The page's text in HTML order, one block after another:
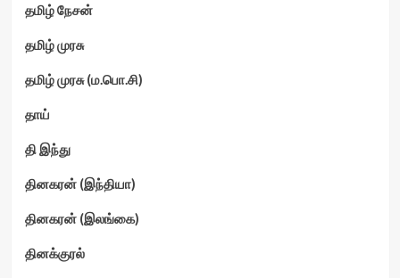
தமிழ் நேசன்
தமிழ் முரசு
தமிழ் முரசு (ம.பொ.சி)
தாய்
தி இந்து
தினகரன் (இந்தியா)
தினகரன் (இலங்கை)
தினக்குரல்